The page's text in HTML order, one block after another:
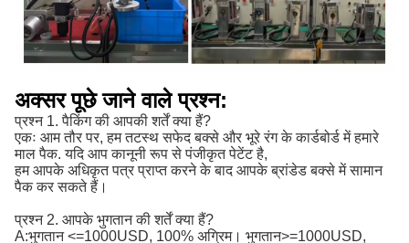
अक्सर पूछे जाने वाले प्रश्न:
प्रश्न 1. पैकिंग की आपकी शर्तें क्या हैं?
एकः आम तौर पर, हम तटस्थ सफेद बक्से और भूरे रंग के कार्डबोर्ड में हमारे
माल पैक. यदि आप कानूनी रूप से पंजीकृत पेटेंट है,
हम आपके अधिकृत पत्र प्राप्त करने के बाद आपके ब्रांडेड बक्से में सामान
पैक कर सकते हैं।
प्रश्न 2. आपके भुगतान की शर्तें क्या हैं?
A:भुगतान <=1000USD, 100% अग्रिम। भुगतान>=1000USD,